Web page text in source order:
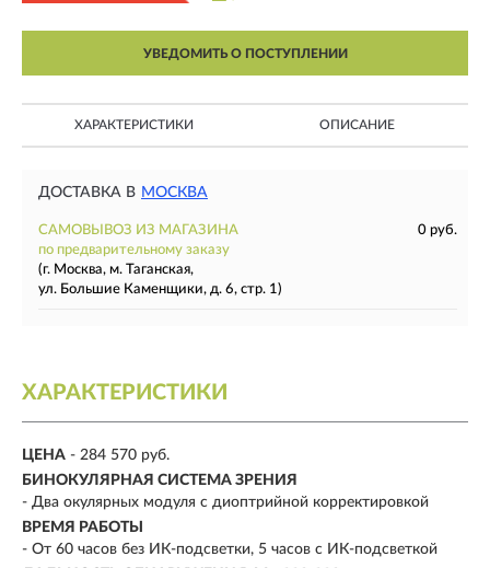
УВЕДОМИТЬ О ПОСТУПЛЕНИИ
ХАРАКТЕРИСТИКИ ОПИСАНИЕ
ДОСТАВКА В МОСКВА
САМОВЫВОЗ ИЗ МАГАЗИНА
0 руб.
по предварительному заказу
(г. Москва, м. Таганская,
ул. Большие Каменщики, д. 6, стр. 1)
ХАРАКТЕРИСТИКИ
ЦЕНА - 284 570 руб.
БИНОКУЛЯРНАЯ СИСТЕМА ЗРЕНИЯ
- Два окулярных модуля с диоптрийной корректировкой
ВРЕМЯ РАБОТЫ
- От 60 часов без ИК-подсветки, 5 часов с ИК-подсветкой